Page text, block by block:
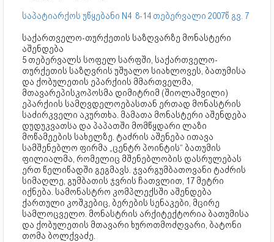
საპატიარქოს უწყებანი N4 8-14 თებერვალი 2007წ გვ. 7
საქართველო-თურქეთის საზღვარზე მონასტერი
აშენდება
5 თებერვალს სოფელ სარფში, საქართველო-
თურქეთის საზღვრის უშუალო სიახლოვეს, ბათუმისა
და ქობულეთის ეპარქიის მმართველმა,
მთავარეპისკოპოსმა დიმიტრიმ (შიოლაშვილი)
ეპარქიის სამღვდელოებასთან ერთად მონასტრის
საძირკველი აკურთხა. მამათა მონასტერი აშენდება
დუდუკვათსა და პაპათში მომწყდარი ლაზი
მოწამეების სახელზე. ტაძრის აშენება ითავა
სამშენებლო ფირმა „ცენტრ პოინტის“ ბათუმის
ფილიალმა, რომელიც მშენებლობის დასრულებას
ერთ წელიწადში გეგმავს. ჯვარგუმბათოვანი ტაძრის
სიმაღლე, გუმბათის ჯვრის ჩათვლით, 17 მეტრი
იქნება. სამონასტრო კომპლექსში აშენდება
ქართული კოშკებიც, ბერების სენაკები, მცირე
სამლოცველო. მონასტრის არქიტექტორია ბათუმისა
და ქობულეთის მთავარი ხუროთმოძღვარი, ბატონი
თომა ბოლქვაძე.